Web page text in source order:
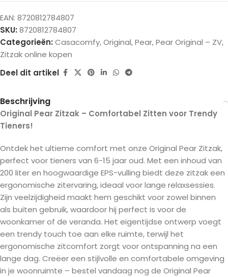
EAN: 8720812784807
SKU: 8720812784807
Categorieën: Casacomfy,Original,Pear,Pear Original – ZV,
Zitzak online kopen
Deel dit artikel
Beschrijving
Original Pear Zitzak – Comfortabel Zitten voor Trendy
Tieners!
Ontdek het ultieme comfort met onze Original Pear Zitzak,
perfect voor tieners van 6-15 jaar oud. Met een inhoud van
200 liter en hoogwaardige EPS-vulling biedt deze zitzak een
ergonomische zitervaring, ideaal voor lange relaxsessies.
Zijn veelzijdigheid maakt hem geschikt voor zowel binnen
als buiten gebruik, waardoor hij perfect is voor de
woonkamer of de veranda. Het eigentijdse ontwerp voegt
een trendy touch toe aan elke ruimte, terwijl het
ergonomische zitcomfort zorgt voor ontspanning na een
lange dag. Creëer een stijlvolle en comfortabele omgeving
in je woonruimte – bestel vandaag nog de Original Pear